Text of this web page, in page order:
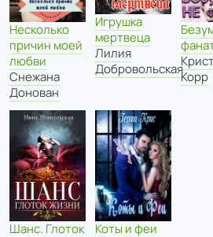
Несколько
причин моей
любви
Снежана
Донован
Игрушка
мертвеца
Лилия
ДобровольскаяКорр
Шанс. Глоток
Коты и феи